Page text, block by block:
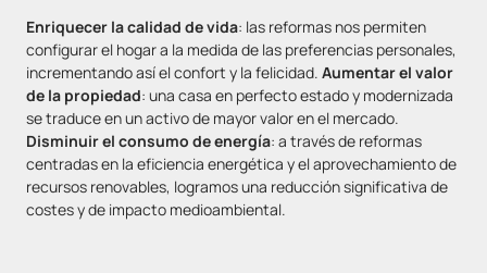
Enriquecer la calidad de vida: las reformas nos permiten
configurar el hogar a la medida de las preferencias personales,
incrementando así el confort y la felicidad. Aumentar el valor
de la propiedad: una casa en perfecto estado y modernizada
se traduce en un activo de mayor valor en el mercado.
Disminuir el consumo de energía: a través de reformas
centradas en la eficiencia energética y el aprovechamiento de
recursos renovables, logramos una reducción significativa de
costes y de impacto medioambiental.